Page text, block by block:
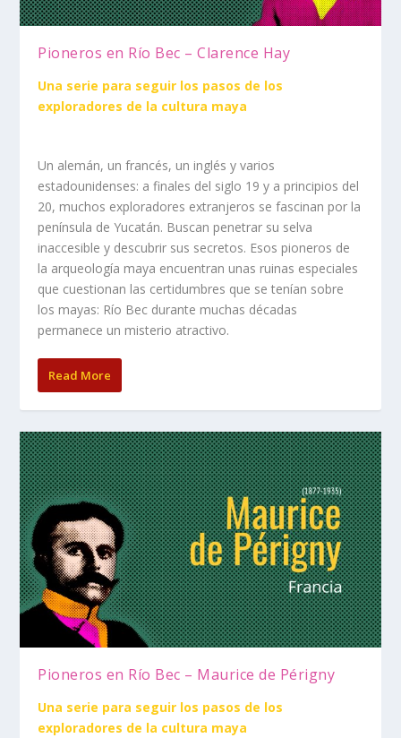
Pioneros en Río Bec – Clarence Hay
Una serie para seguir los pasos de los
exploradores de la cultura maya
Un alemán, un francés, un inglés y varios
estadounidenses: a finales del siglo 19 y a principios del
20, muchos exploradores extranjeros se fascinan por la
península de Yucatán. Buscan penetrar su selva
inaccesible y descubrir sus secretos. Esos pioneros de
la arqueología maya encuentran unas ruinas especiales
que cuestionan las certidumbres que se tenían sobre
los mayas: Río Bec durante muchas décadas
permanece un misterio atractivo.
Read More
Pioneros en Río Bec – Maurice de Périgny
Una serie para seguir los pasos de los
exploradores de la cultura maya